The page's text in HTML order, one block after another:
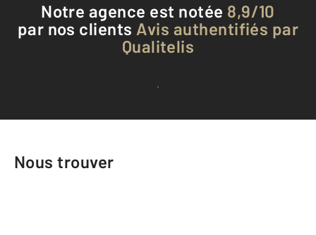
Notre agence est notée 8,9/10
par nos clients Avis authentifiés par
Qualitelis
Voir tous les avis clients
Nous trouver